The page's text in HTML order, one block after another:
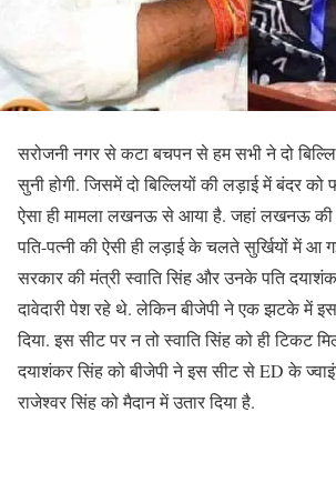
सरोजनी नगर से कटा बचपन से हम सभी ने दो
सुनी होगी. जिसमें दो बिल्लियों की लड़ाई में बंदर को
ऐसा ही मामला लखनऊ से आया है. जहां लखनऊ की
पति-पत्नी की ऐसी ही लड़ाई के चलते सुर्खियों में आ
सरकार की मंत्री स्वाति सिंह और उनके पति
दावेदारी पेश रहे थे. लेकिन बीजेपी ने एक झटके में
दिया. इस सीट पर न तो स्वाति सिंह को ही टिकट
दयाशंकर सिंह को बीजेपी ने इस सीट से ED के
राजेश्वर सिंह को मैदान में उतार दिया है.